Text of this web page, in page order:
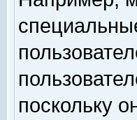
поскольку